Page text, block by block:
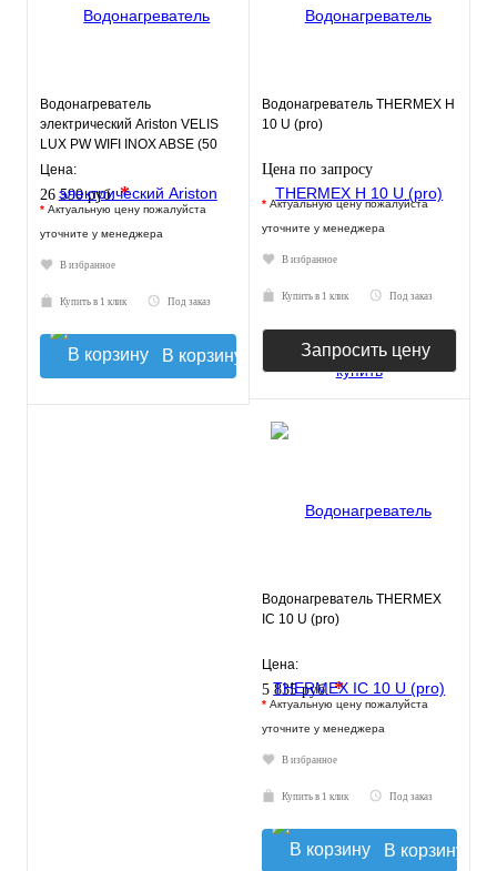
Водонагреватель
электрический Ariston VELIS
LUX PW WIFI INOX ABSE (50
л.) настенный, нерж. сталь, Т
Цена:
26 590 руб.*
* Актуальную цену пожалуйста
уточните у менеджера
В избранное
Купить в 1 клик Под заказ
В корзину
Водонагреватель THERMEX Н
10 U (pro)
Цена по запросу
* Актуальную цену пожалуйста
уточните у менеджера
В избранное
Купить в 1 клик Под заказ
Запросить цену
Водонагреватель THERMEX
IC 10 U (pro)
Цена:
5 835 руб.*
* Актуальную цену пожалуйста
уточните у менеджера
В избранное
Купить в 1 клик Под заказ
В корзину